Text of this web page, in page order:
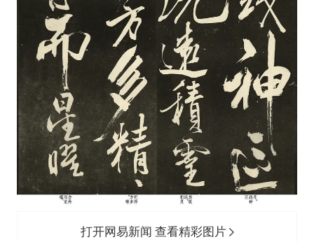
打开网易新闻 查看精彩图片